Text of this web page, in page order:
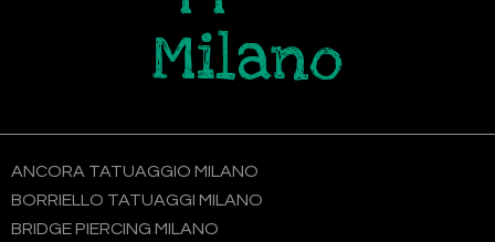
Milano
ANCORA TATUAGGIO MILANO
BORRIELLO TATUAGGI MILANO
BRIDGE PIERCING MILANO